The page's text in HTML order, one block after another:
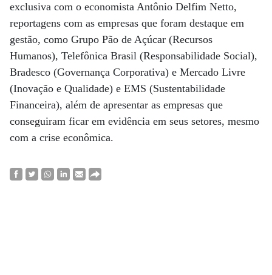
exclusiva com o economista Antônio Delfim Netto,
reportagens com as empresas que foram destaque em
gestão, como Grupo Pão de Açúcar (Recursos
Humanos), Telefônica Brasil (Responsabilidade Social),
Bradesco (Governança Corporativa) e Mercado Livre
(Inovação e Qualidade) e EMS (Sustentabilidade
Financeira), além de apresentar as empresas que
conseguiram ficar em evidência em seus setores, mesmo
com a crise econômica.